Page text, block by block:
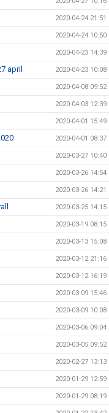
2020-04-24 21:51
2020-04-24 10:50
2020-04-23 14:39
april 2020-04-23 10:08
2020-04-08 09:52
2020-04-03 12:39
2020-04-01 15:49
2020-04-01 08:37
2020-03-27 10:40
2020-03-26 14:54
2020-03-26 14:21
2020-03-25 14:15
2020-03-19 08:15
2020-03-13 15:08
2020-03-12 21:16
2020-03-12 16:19
2020-03-09 15:46
2020-03-09 10:08
2020-03-06 09:04
2020-03-05 09:52
2020-02-27 13:13
2020-01-29 12:59
2020-01-29 08:19